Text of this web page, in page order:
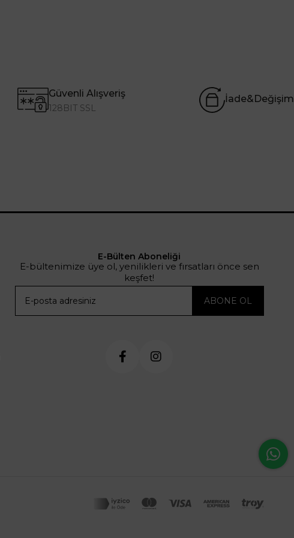
Güvenli Alışveriş
128BIT SSL
İade&Değişim
E-Bülten Aboneliği
E-bültenimize üye ol, yenilikleri ve fırsatları önce sen
keşfet!
ABONE OL